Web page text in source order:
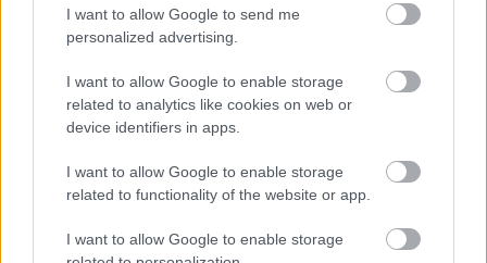
I want to allow Google to send me
personalized advertising.
I want to allow Google to enable storage
related to analytics like cookies on web or
device identifiers in apps.
I want to allow Google to enable storage
related to functionality of the website or app.
I want to allow Google to enable storage
túlszárnyalni az elvárásaimat minden szempontból,
büszke vagyok a végeredményre!” – tette hozzá TAT,
egyik fő ihletője.
„Régóta vágytam már egy bringatúrára, de soha
felmondtam a melóban. Nagyjából ekkor kezdtem
összerakni az albumot is, de éreztem, hogy itt az
ideje végre kicsit megszellőztetni magam és
szeptemberben elindultam bringával a Fekete-